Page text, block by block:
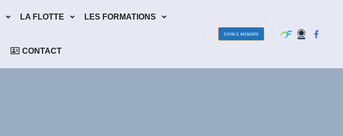
LA FLOTTE LES FORMATIONS
CONTACT
ESPACE MEMBRE